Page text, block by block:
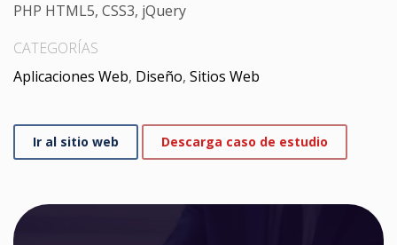
PHP HTML5, CSS3, jQuery
CATEGORÍAS
Aplicaciones Web, Diseño, Sitios Web
Ir al sitio web Descarga caso de estudio